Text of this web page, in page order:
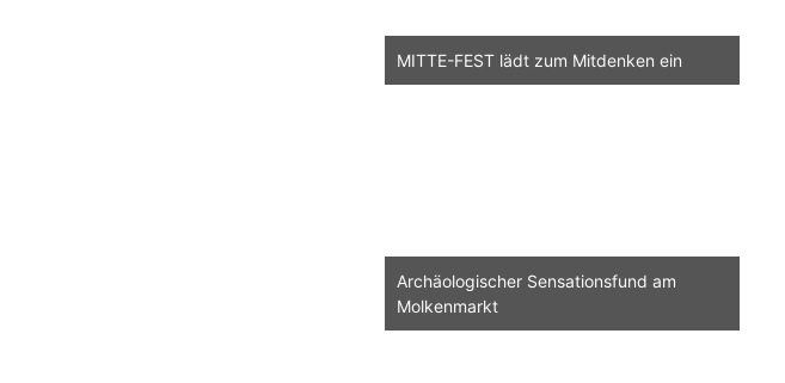
MITTE-FEST lädt zum Mitdenken ein
Archäologischer Sensationsfund am
Molkenmarkt